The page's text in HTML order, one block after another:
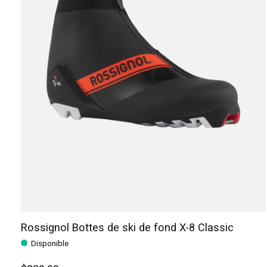
Rossignol Bottes de ski de fond X-8 Classic
Disponible